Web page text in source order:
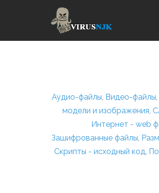
Аудио-файлы, Видео-файлы,
модели и изображения,
Интернет - web
Зашифрованные файлы,
Скрипты - исходный код,